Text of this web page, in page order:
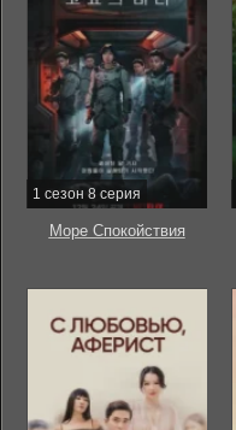
1 сезон 8 серия
Море Спокойствия